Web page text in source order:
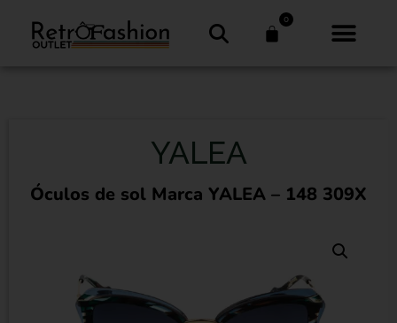
0
YALEA
Óculos de sol Marca YALEA – 148 309X